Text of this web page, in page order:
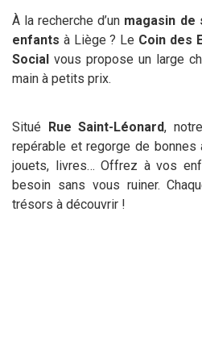
À la recherche d’un magasin de
enfants à Liège ? Le Coin des
Social vous propose un large
main à petits prix.
Situé Rue Saint-Léonard,
repérable et regorge de bonnes
jouets, livres… Offrez à vos
besoin sans vous ruiner.
trésors à découvrir !